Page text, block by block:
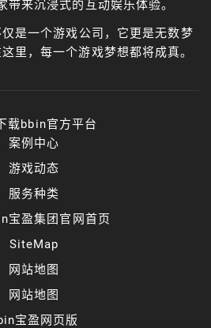
带来沉浸式的互动娱乐体验。
仅是一个游戏公司，它更是无数梦
里，每一个游戏梦想都将成真。
载bbin官方平台
案例中心
游戏动态
服务种类
宝盈集团官网首页
SiteMap
网站地图
网站地图
宝盈网页版